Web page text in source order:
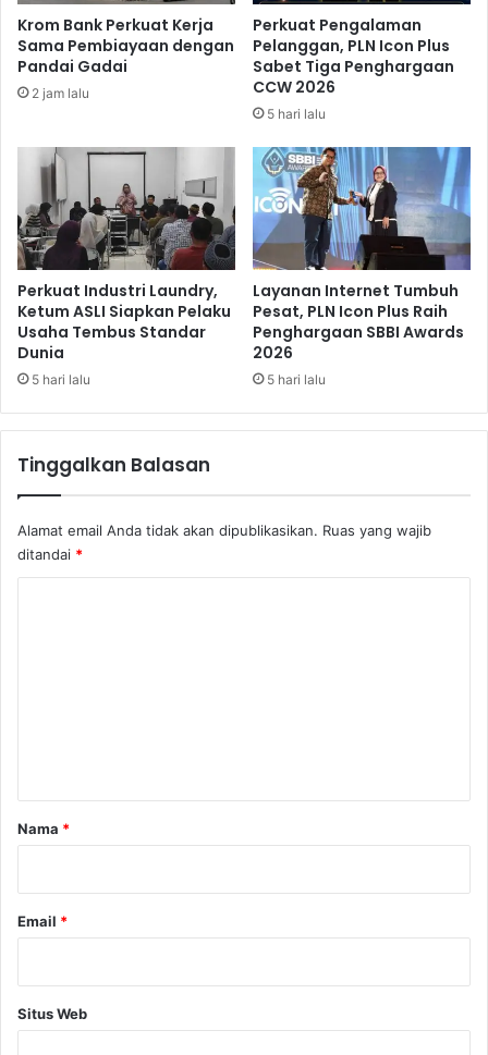
r
g
D
m
t
a
B
a
n
t
u
B
n
t
s
P
e
Krom Bank Perkuat Kerja
Sama Pembiayaan dengan
Pandai Gadai
2 jam lalu
Perkuat Pengalaman
Pelanggan, PLN Icon Plus
Sabet Tiga Penghargaan
CCW 2026
5 hari lalu
Perkuat Industri Laundry,
Ketum ASLI Siapkan Pelaku
Usaha Tembus Standar
Dunia
5 hari lalu
Layanan Internet Tumbuh
Pesat, PLN Icon Plus Raih
Penghargaan SBBI Awards
2026
5 hari lalu
Tinggalkan Balasan
Alamat email Anda tidak akan dipublikasikan. Ruas yang wajib
ditandai *
rNama *
Email *
Situs Web